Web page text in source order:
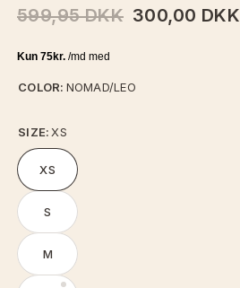
599,95 DKK 300,00 DKK
COLOR: NOMAD/LEO
SIZE: XS
XS
S
M